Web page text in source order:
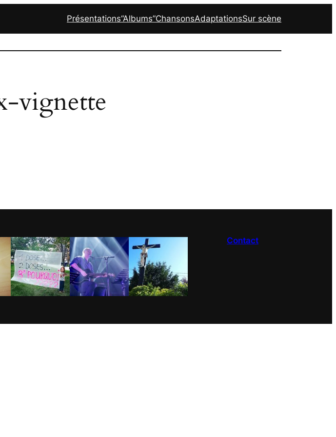
Présentations“Albums”ChansonsAdaptationsSur scène
vignette
Contact